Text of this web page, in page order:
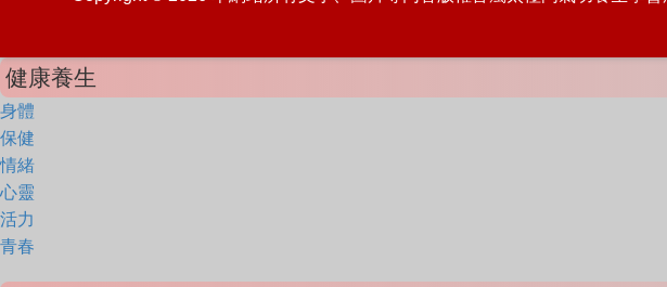
健康養生
身體
保健
情緒
心靈
活力
青春